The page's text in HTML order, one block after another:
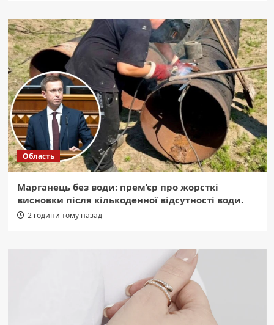
Область
Марганець без води: прем’єр про жорсткі
висновки після кількоденної відсутності води.
2 години тому назад